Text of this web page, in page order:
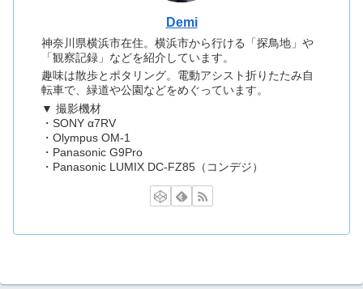
Demi
神奈川県横浜市在住。横浜市から行ける「探鳥地」や
「観察記録」などを紹介しています。
趣味は散歩とポタリング。電動アシスト折りたたみ自
転車で、緑道や公園などをめぐっています。
▼ 撮影機材
・SONY α7RV
・Olympus OM-1
・Panasonic G9Pro
・Panasonic LUMIX DC-FZ85（コンデジ）